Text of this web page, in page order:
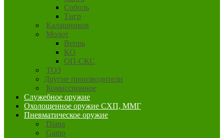
Соболь
Тигр
Калашников
Молот
Вепрь
КО
ОП-СКС
ТОЗ
Другие производители
Комиссионное
Служебное оружие
Охолощенное оружие СХП, ММГ
Пневматическое оружие
Diana
Gamo